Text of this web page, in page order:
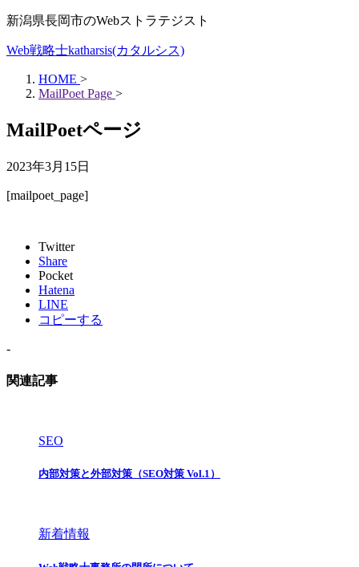
新潟県長岡市のWebストラテジスト
Web戦略士katharsis(カタルシス)
HOME >
MailPoet Page >
MailPoetページ
2023年3月15日
[mailpoet_page]
Twitter
Share
Pocket
Hatena
LINE
コピーする
-
関連記事
SEO
内部対策と外部対策（SEO対策 Vol.1）
新着情報